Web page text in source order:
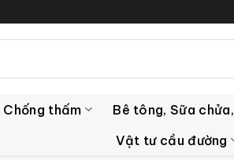
Chống thấm Bê tông, Sữa
Vật tư cầu đường